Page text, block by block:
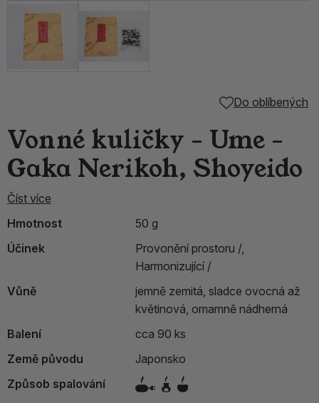
Do oblíbených
Vonné kuličky - Ume -
Gaka Nerikoh, Shoyeido
Číst více
Hmotnost
50 g
Účinek
Provonění prostoru /,
Harmonizující /
Vůně
jemně zemitá, sladce ovocná až
květinová, omamně nádherná
Balení
cca 90 ks
Země původu
Japonsko
Způsob spalování